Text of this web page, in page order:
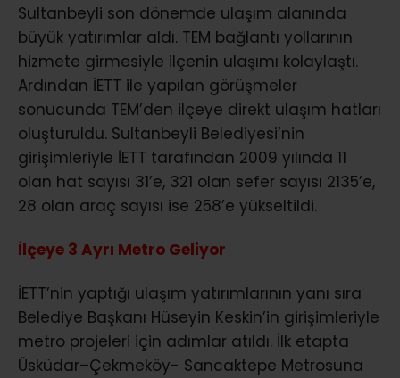
Sultanbeyli son dönemde ulaşım alanında
büyük yatırımlar aldı. TEM bağlantı yollarının
hizmete girmesiyle ilçenin ulaşımı kolaylaştı.
Ardından İETT ile yapılan görüşmeler
sonucunda TEM’den ilçeye direkt ulaşım hatları
oluşturuldu. Sultanbeyli Belediyesi’nin
girişimleriyle İETT tarafından 2009 yılında 11
olan hat sayısı 31’e, 321 olan sefer sayısı 2135’e,
28 olan araç sayısı ise 258’e yükseltildi.
İlçeye 3 Ayrı Metro Geliyor
İETT’nin yaptığı ulaşım yatırımlarının yanı sıra
Belediye Başkanı Hüseyin Keskin’in girişimleriyle
metro projeleri için adımlar atıldı. İlk etapta
Üsküdar–Çekmeköy- Sancaktepe Metrosuna